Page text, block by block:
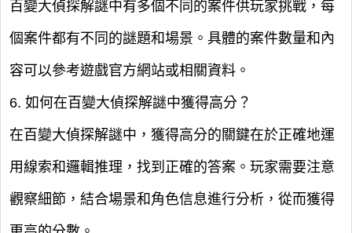
百變大偵探解謎中有多個不同的案件供玩家挑戰，每
個案件都有不同的謎題和場景。具體的案件數量和內
容可以參考遊戲官方網站或相關資料。
6. 如何在百變大偵探解謎中獲得高分？
在百變大偵探解謎中，獲得高分的關鍵在於正確地運
用線索和邏輯推理，找到正確的答案。玩家需要注意
觀察細節，結合場景和角色信息進行分析，從而獲得